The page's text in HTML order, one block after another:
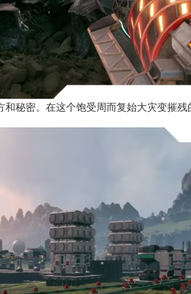
秘密。在这个饱受周而复始大灾变摧残